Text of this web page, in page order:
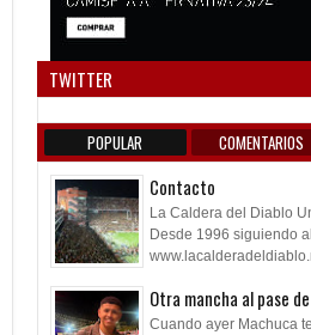
TWITTER
POPULAR COMENTARIOS
Contacto
La Caldera del Diablo
Desde 1996 siguiendo
Otra mancha al pase
Cuando ayer Machuca